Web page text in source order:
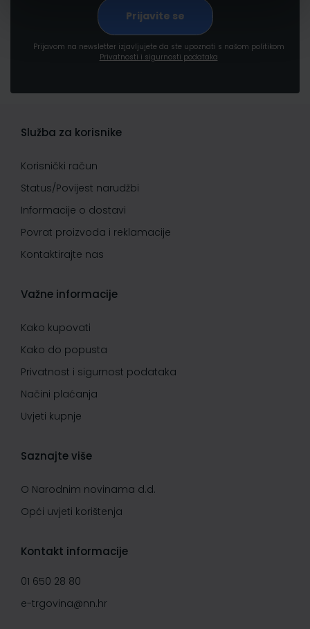
Prijavom na newsletter izjavljujete da ste upoznati s našom politikom
Privatnosti i sigurnosti podataka
Služba za korisnike
Korisnički račun
Status/Povijest narudžbi
Informacije o dostavi
Povrat proizvoda i reklamacije
Kontaktirajte nas
Važne informacije
Kako kupovati
Kako do popusta
Privatnost i sigurnost podataka
Načini plaćanja
Uvjeti kupnje
Saznajte više
O Narodnim novinama d.d.
Opći uvjeti korištenja
Kontakt informacije
01 650 28 80
e-trgovina@nn.hr